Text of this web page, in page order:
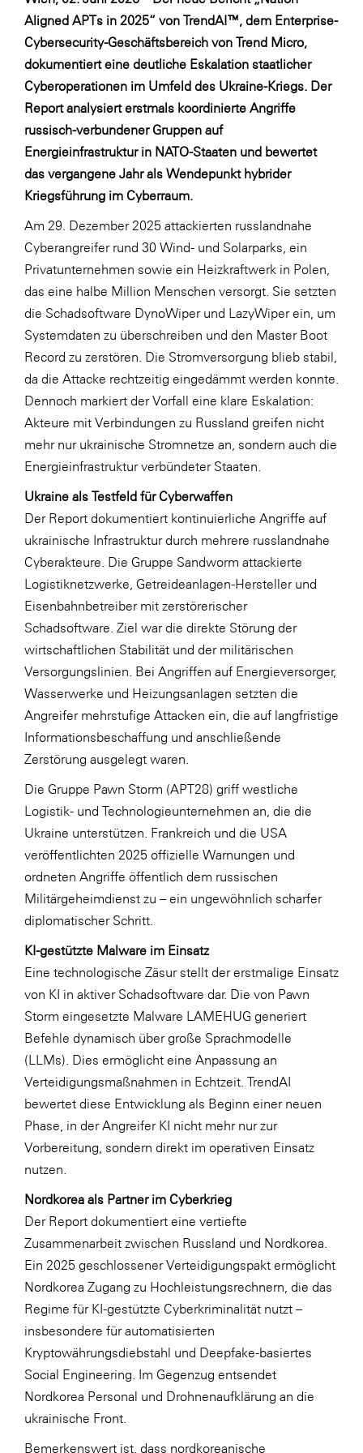
Fressnapf
FRoSTA
FV Energierohstoff & Kraftstoff
Gardena
Gas Connect Austria
GBV - Verband gemeinnütziger
Bauvereinigungen
Getzner Werkstoffe
Heimat Österreich
ikp
Johnson & Johnson
JELD-WEN DANA
kosaplaner
LAT Nitrogen
Libro
Lidl Österreich
Die Menü-Manufaktur
MTH Retail Group
OMV
OptimaMed
PAGRO
PHH Rechtsanwält:innen
Primark
Salesforce
sebamed
SeneCura
SERVICE&MORE
SKINUANCE®
Somfy
Sony DADC
SPIEGLTEC
STIHL Tirol
Trend Micro
TAG GmbH
VALETTA
Verband Druck Medien Österreich
Wirtschaftskammer Salzburg
WKS Fachgruppe Fahrzeughandel und
Fahrzeugtechnik
WKS Fachgruppe Finanzdienstleister
WK UBIT
Zühlke
Media
Aligned APTs in 2025“ von TrendAI™, dem Enterprise-
Cybersecurity-Geschäftsbereich von Trend Micro,
dokumentiert eine deutliche Eskalation staatlicher
Cyberoperationen im Umfeld des Ukraine-Kriegs. Der
Report analysiert erstmals koordinierte Angriffe
russisch-verbundener Gruppen auf
Energieinfrastruktur in NATO-Staaten und bewertet
das vergangene Jahr als Wendepunkt hybrider
Kriegsführung im Cyberraum.
Am 29. Dezember 2025 attackierten russlandnahe
Cyberangreifer rund 30 Wind- und Solarparks, ein
Privatunternehmen sowie ein Heizkraftwerk in Polen,
das eine halbe Million Menschen versorgt. Sie setzten
die Schadsoftware DynoWiper und LazyWiper ein, um
Systemdaten zu überschreiben und den Master Boot
Record zu zerstören. Die Stromversorgung blieb stabil,
da die Attacke rechtzeitig eingedämmt werden konnte.
Dennoch markiert der Vorfall eine klare Eskalation:
Akteure mit Verbindungen zu Russland greifen nicht
mehr nur ukrainische Stromnetze an, sondern auch die
Energieinfrastruktur verbündeter Staaten.
Ukraine als Testfeld für Cyberwaffen
Der Report dokumentiert kontinuierliche Angriffe auf
ukrainische Infrastruktur durch mehrere russlandnahe
Cyberakteure. Die Gruppe Sandworm attackierte
Logistiknetzwerke, Getreideanlagen-Hersteller und
Eisenbahnbetreiber mit zerstörerischer
Schadsoftware. Ziel war die direkte Störung der
wirtschaftlichen Stabilität und der militärischen
Versorgungslinien. Bei Angriffen auf Energieversorger,
Wasserwerke und Heizungsanlagen setzten die
Angreifer mehrstufige Attacken ein, die auf langfristige
Informationsbeschaffung und anschließende
Zerstörung ausgelegt waren.
Die Gruppe Pawn Storm (APT28) griff westliche
Logistik- und Technologieunternehmen an, die die
Ukraine unterstützen. Frankreich und die USA
veröffentlichten 2025 offizielle Warnungen und
ordneten Angriffe öffentlich dem russischen
Militärgeheimdienst zu – ein ungewöhnlich scharfer
diplomatischer Schritt.
KI-gestützte Malware im Einsatz
Eine technologische Zäsur stellt der erstmalige Einsatz
von KI in aktiver Schadsoftware dar. Die von Pawn
Storm eingesetzte Malware LAMEHUG generiert
Befehle dynamisch über große Sprachmodelle
(LLMs). Dies ermöglicht eine Anpassung an
Verteidigungsmaßnahmen in Echtzeit. TrendAI
bewertet diese Entwicklung als Beginn einer neuen
Phase, in der Angreifer KI nicht mehr nur zur
Vorbereitung, sondern direkt im operativen Einsatz
nutzen.
Nordkorea als Partner im Cyberkrieg
Der Report dokumentiert eine vertiefte
Zusammenarbeit zwischen Russland und Nordkorea.
Ein 2025 geschlossener Verteidigungspakt ermöglicht
Nordkorea Zugang zu Hochleistungsrechnern, die das
Regime für KI-gestützte Cyberkriminalität nutzt –
insbesondere für automatisierten
Kryptowährungsdiebstahl und Deepfake-basiertes
Social Engineering. Im Gegenzug entsendet
Nordkorea Personal und Drohnenaufklärung an die
ukrainische Front.
Bemerkenswert ist, dass nordkoreanische